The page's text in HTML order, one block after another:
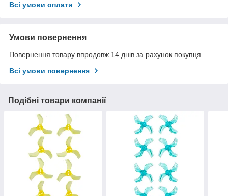
Всі умови оплати
Умови повернення
Повернення товару впродовж 14 днів за рахунок покупця
Всі умови повернення
Подібні товари компанії